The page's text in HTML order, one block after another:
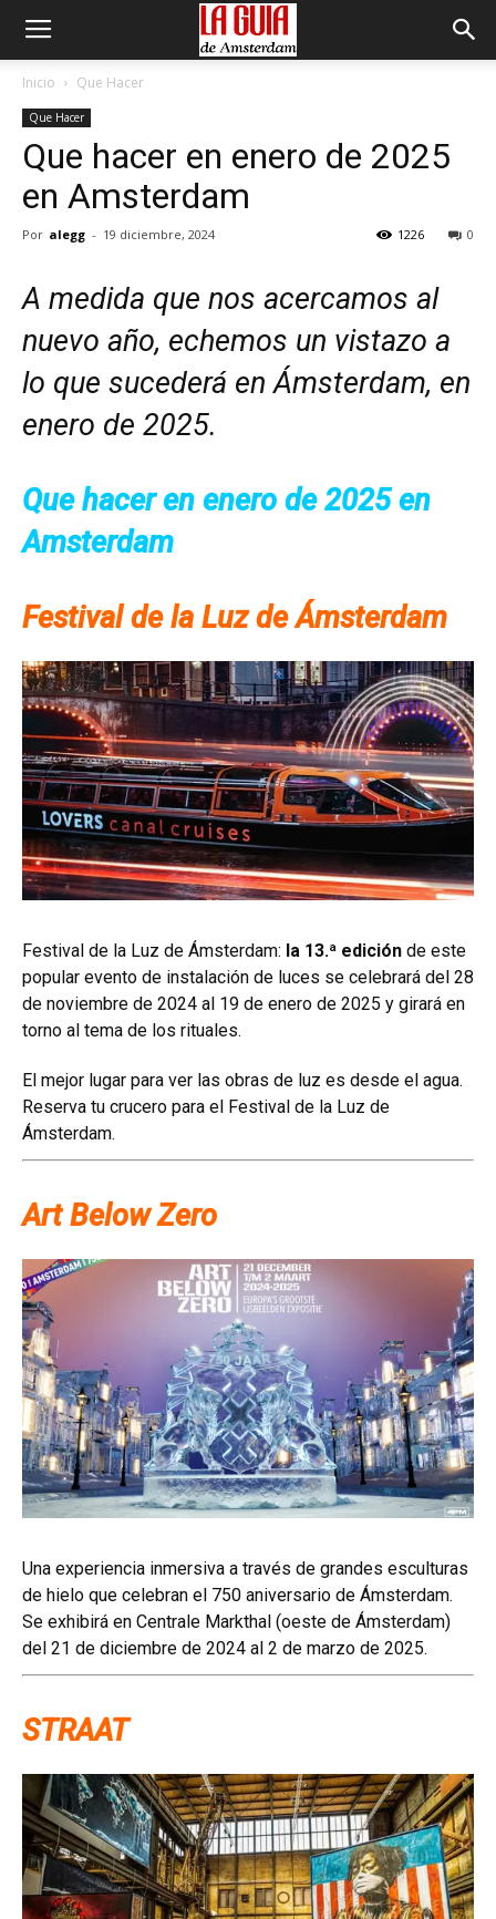
Inicio Que Hacer
Que Hacer
Que hacer en enero de 2025
en Amsterdam
Por alegg - 19 diciembre, 2024 0
1226
A medida que nos acercamos al
nuevo año, echemos un vistazo a
lo que sucederá en Ámsterdam, en
enero de 2025.
Que hacer en enero de 2025 en
Amsterdam
Festival de la Luz de Ámsterdam
Festival de la Luz de Ámsterdam: la 13.ª edición de este
popular evento de instalación de luces se celebrará del 28
de noviembre de 2024 al 19 de enero de 2025 y girará en
torno al tema de los rituales.
El mejor lugar para ver las obras de luz es desde el agua.
Reserva tu crucero para el Festival de la Luz de
Ámsterdam.
Art Below Zero
Una experiencia inmersiva a través de grandes esculturas
de hielo que celebran el 750 aniversario de Ámsterdam.
Se exhibirá en Centrale Markthal (oeste de Ámsterdam)
del 21 de diciembre de 2024 al 2 de marzo de 2025.
STRAAT